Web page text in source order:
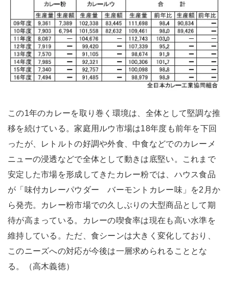
この1年のカレーを取り巻く環境は、全体として堅調な推
移を続けている。家庭用ルウ市場は18年度も前年を下回
ったが、レトルトの好調や外食、中食などでのカレーメ
ニューの浸透などで全体として動きは底堅い。これまで
安定した市場を形成してきたカレー粉では、ハウス食品
が「味付カレーパウダー バーモントカレー味」を2月か
ら発売。カレー粉市場での久しぶりの大型商品として期
待が高まっている。カレーの喫食率は現在も高い水準を
維持している。ただ、食シーンは大きく変化しており、
このニーズへの対応が今後は一層求められることとな
る。（高木義徳）